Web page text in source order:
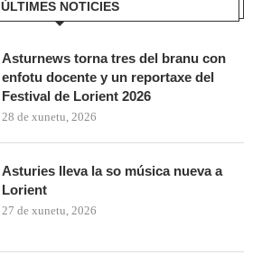
ÚLTIMES NOTICIES
Asturnews torna tres del branu con
enfotu docente y un reportaxe del
Festival de Lorient 2026
28 de xunetu, 2026
Asturies lleva la so música nueva a
Lorient
27 de xunetu, 2026